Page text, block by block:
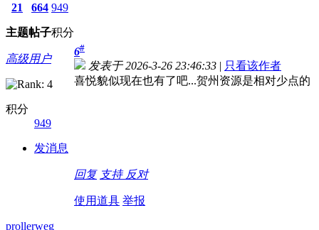
21
主题
664
帖子
949
积分
高级用户
积分
949
发消息
6#
发表于 2026-3-26 23:46:33 | 只看该作者
喜悦貌似现在也有了吧...贺州资源是相对少点的
回复 支持 反对
使用道具 举报
prollerweg